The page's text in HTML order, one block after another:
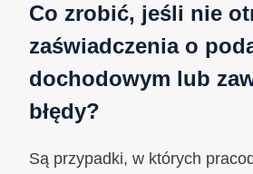
Co zrobić, jeśli nie
zaświadczenia o
dochodowym lub
błędy?
Są przypadki, w których